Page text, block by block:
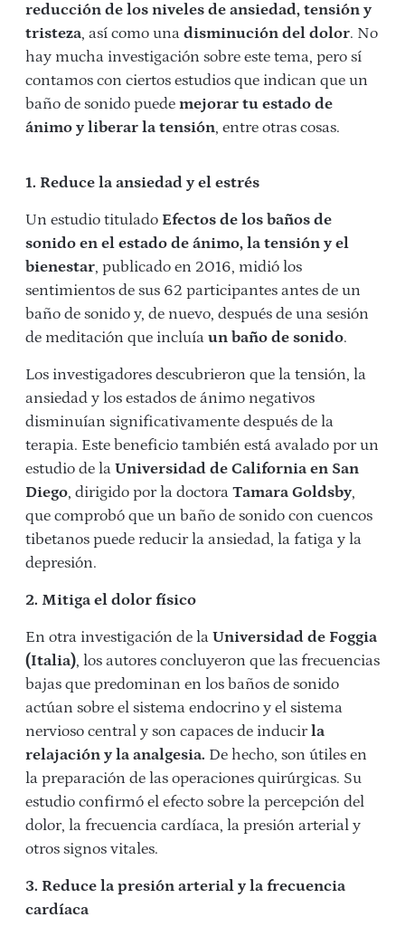
reducción de los niveles de ansiedad, tensión y
tristeza, así como una disminución del dolor. No
hay mucha investigación sobre este tema, pero sí
contamos con ciertos estudios que indican que un
baño de sonido puede mejorar tu estado de
ánimo y liberar la tensión, entre otras cosas.
1. Reduce la ansiedad y el estrés
Un estudio titulado Efectos de los baños de
sonido en el estado de ánimo, la tensión y el
bienestar, publicado en 2016, midió los
sentimientos de sus 62 participantes antes de un
baño de sonido y, de nuevo, después de una sesión
de meditación que incluía un baño de sonido.
Los investigadores descubrieron que la tensión, la
ansiedad y los estados de ánimo negativos
disminuían significativamente después de la
terapia. Este beneficio también está avalado por un
estudio de la Universidad de California en San
Diego, dirigido por la doctora Tamara Goldsby,
que comprobó que un baño de sonido con cuencos
tibetanos puede reducir la ansiedad, la fatiga y la
depresión.
2. Mitiga el dolor físico
En otra investigación de la Universidad de Foggia
(Italia), los autores concluyeron que las frecuencias
bajas que predominan en los baños de sonido
actúan sobre el sistema endocrino y el sistema
nervioso central y son capaces de inducirla
relajación y la analgesia. De hecho, son útiles en
la preparación de las operaciones quirúrgicas. Su
estudio confirmó el efecto sobre la percepción del
dolor, la frecuencia cardíaca, la presión arterial y
otros signos vitales.
3. Reduce la presión arterial y la frecuencia
cardíaca